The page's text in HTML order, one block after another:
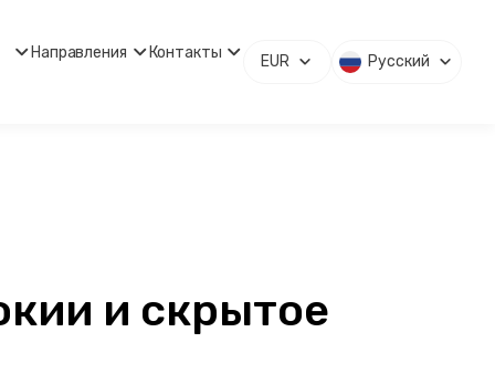
Направления Контакты EUR Русский
и скрытое